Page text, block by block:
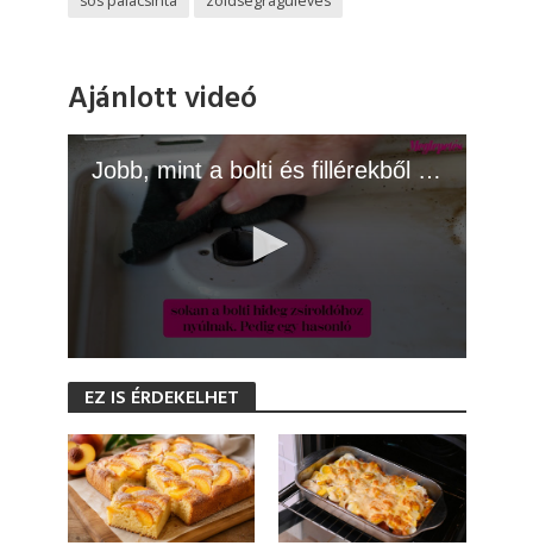
Ajánlott videó
Jobb, mint a bolti és fillérekből elkészül: így csinálj hatékony hideg zsíroldót otthon
s
o
n
d
s
o
f
EZ IS ÉRDEKELHET